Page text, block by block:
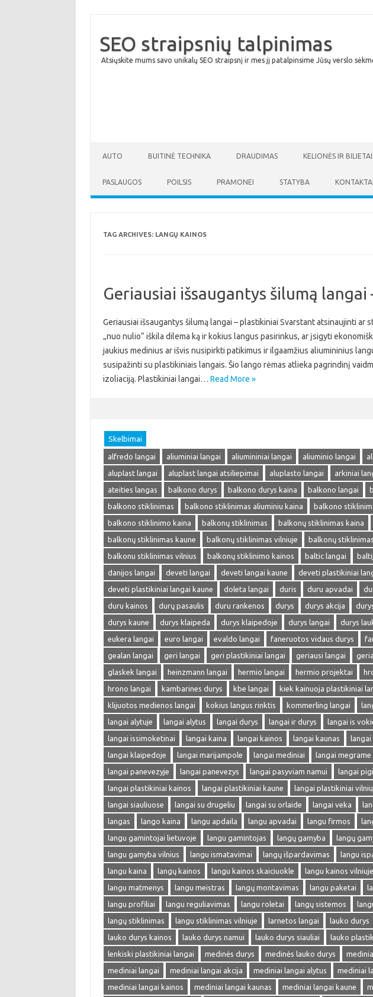
SEO straipsnių talpinimas
Atsiųskite mums savo unikalų SEO straipsnį ir mes jį patalpinsime Jūsų verslo
AUTO BUITINĖ TECHNIKA DRAUDIMAS KELIONĖS IR BILIETAI
PASLAUGOS POILSIS PRAMONEI STATYBA KONTAKTAI
TAG ARCHIVES: LANGŲ KAINOS
Geriausiai išsaugantys šilumą
Geriausiai išsaugantys šilumą langai – plastikiniai Svarstant atsinaujinti ar
„nuo nulio“ iškila dilema ką ir kokius langus pasirinkus, ar įsigyti
jaukius medinius ar išvis nusipirkti patikimus ir ilgaamžius aliumininius
susipažinti su plastikiniais langais. Šio lango rėmas atlieka pagrindinį
izoliaciją. Plastikiniai langai… Read More »
Skelbimai
alfredo langai aliuminiai langai aliumininiai langai aliuminio langai
aluplast langai
aluplast langai atsiliepimai aluplasto langai arkiniai
ateities langas
balkono durys balkono durys kaina balkono langai
balkono stiklinimas
balkono stiklinimas aliuminiu kaina
balkono
balkono stiklinimo kaina
balkonų stiklinimas balkonų stiklinimas kaina
balkonų stiklinimas kaune
balkonų stiklinimas vilniuje
balkonų
balkonu stiklinimas vilnius
balkonų stiklinimo kainos baltic langai
danijos langai
deveti langai deveti langai kaune
deveti plastikiniai
deveti plastikiniai langai kaune
doleta langai duris duru apvadai
duru kainos
durų pasaulis duru rankenos durys durys akcija
durys kaune
durys klaipeda durys klaipedoje durys langai durys
eukera langai
euro langai evaldo langai faneruotos vidaus durys
gealan langai
geri langai geri plastikiniai langai geriausi langai
glaskek langai
heinzmann langai hermio langai hermio projektai
hrono langai
kambarines durys kbe langai kiek kainuoja plastikiniai
klijuotos medienos langai
kokius langus rinktis kommerling langai
langai alytuje
langai alytus langai durys langai ir durys langai is
langai issimoketinai
langai kaina langai kainos langai kaunas langai
langai klaipedoje
langai marijampole langai mediniai langai megrame
langai panevezyje
langai panevezys langai pasyviam namui langai
langai plastikiniai kainos
langai plastikiniai kaune langai plastikiniai
langai siauliuose
langai su drugeliu langai su orlaide langai veka
langas
lango kaina langu apdaila langu apvadai langu firmos
langu gamintojai lietuvoje
langu gamintojas langų gamyba
langų
langu gamyba vilnius
langu ismatavimai langų išpardavimas
langu
langu kaina
langų kainos langu kainos skaiciuokle langu kainos vilniuje
langu matmenys
langu meistras langų montavimas langu paketai
langu profiliai
langu reguliavimas langu roletai langų sistemos
langų stiklinimas
langu stiklinimas vilniuje larnetos langai lauko durys
lauko durys kainos
lauko durys namui lauko durys siauliai
lauko
lenkiski plastikiniai langai
medinės durys medinės lauko durys
mediniai langai
mediniai langai akcija mediniai langai alytus
mediniai
mediniai langai kainos
mediniai langai kaunas mediniai langai kaune